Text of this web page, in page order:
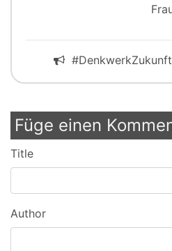
#DenkwerkZukunft
Füge einen
Title
Author